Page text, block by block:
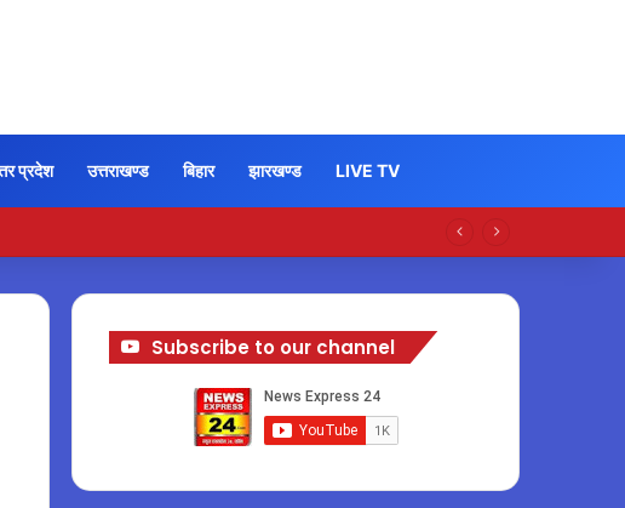
प्रदेश उत्तराखण्ड बिहार झारखण्ड LIVE TV
Subscribe to our channel